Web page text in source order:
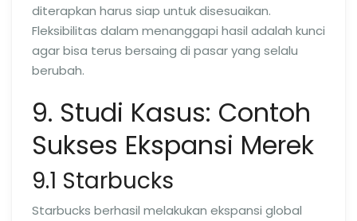
diterapkan harus siap untuk disesuaikan.
Fleksibilitas dalam menanggapi hasil adalah kunci
agar bisa terus bersaing di pasar yang selalu
berubah.
9. Studi Kasus: Contoh
Sukses Ekspansi Merek
9.1 Starbucks
Starbucks berhasil melakukan ekspansi global